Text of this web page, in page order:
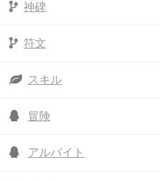
神碑
符文
スキル
冒険
アルバイト